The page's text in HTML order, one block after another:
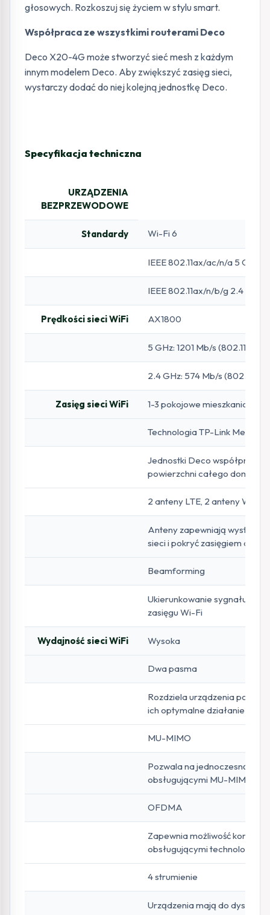
głosowych. Rozkoszuj się życiem w stylu smart.
Współpraca ze wszystkimi routerami Deco
Deco X20-4G może stworzyć sieć mesh z każdym
innym modelem Deco. Aby zwiększyć zasięg sieci,
wystarczy dodać do niej kolejną jednostkę Deco.
Specyfikacja techniczna
URZĄDZENIA
BEZPRZEWODOWE
Standardy Wi-Fi 6
IEEE 802.11ax/ac/n/a 5 GHz
IEEE 802.11ax/n/b/g 2.4 GHz
Prędkości sieci WiFi AX1800
5 GHz: 1201 Mb/s (802.11ax)
2.4 GHz: 574 Mb/s (802.11ax)
Zasięg sieci WiFi 1-3 pokojowe mieszkania (1-
Technologia TP-Link Mesh
Jednostki Deco
powierzchni całego domu
2 anteny LTE, 2 anteny WiFi
Anteny zapewniają
sieci i pokryć zasięgiem dużą
Beamforming
Ukierunkowanie sygnału
zasięgu Wi-Fi
Wydajność sieci WiFi Wysoka
Dwa pasma
Rozdziela urządzenia
ich optymalne działanie
MU-MIMO
Pozwala na jednoczesną
obsługującymi MU-MIMO
OFDMA
Zapewnia możliwość
obsługującymi technologię
4 strumienie
Urządzenia mają do